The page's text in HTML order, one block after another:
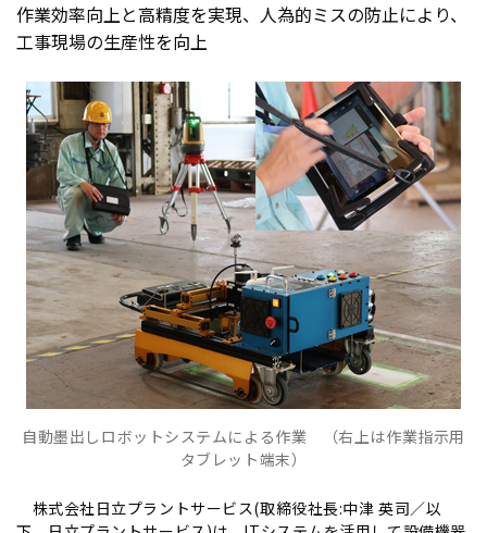
作業効率向上と高精度を実現、人為的ミスの防止により、
工事現場の生産性を向上
自動墨出しロボットシステムによる作業 （右上は作業指示用
タブレット端末）
株式会社日立プラントサービス(取締役社長:中津 英司／以